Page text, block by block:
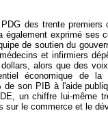
des trente
exprimé ses
de soutien du
et infirmiers
alors que des
économique de
son PIB à l'aide
un chiffre lui-même
sur le commerce et le